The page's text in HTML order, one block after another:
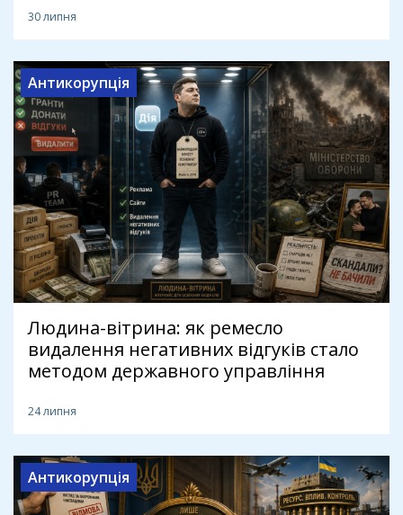
30 липня
Антикорупція
Людина-вітрина: як ремесло
видалення негативних відгуків стало
методом державного управління
24 липня
Антикорупція